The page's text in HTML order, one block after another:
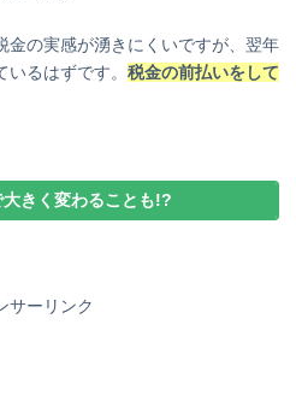
金の実感が湧きにくいですが、翌年
るはずです。 税金の前払いをして
きく変わることも!?
サーリンク